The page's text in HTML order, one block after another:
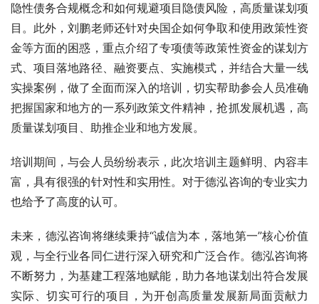
隐性债务合规概念和如何规避项目隐债风险，高质量谋划项
目。此外，刘鹏老师还针对央国企如何争取和使用政策性资
金等方面的困惑，重点介绍了专项债等政策性资金的谋划方
式、项目落地路径、融资要点、实施模式，并结合大量一线
实操案例，做了全面而深入的培训，切实帮助参会人员准确
把握国家和地方的一系列政策文件精神，抢抓发展机遇，高
质量谋划项目、助推企业和地方发展。
培训期间，与会人员纷纷表示，此次培训主题鲜明、内容丰
富，具有很强的针对性和实用性。对于德泓咨询的专业实力
也给予了高度的认可。
未来，德泓咨询将继续秉持“诚信为本，落地第一”核心价值
观，与全行业各同仁进行深入研究和广泛合作。德泓咨询将
不断努力，为基建工程落地赋能，助力各地谋划出符合发展
实际、切实可行的项目，为开创高质量发展新局面贡献力